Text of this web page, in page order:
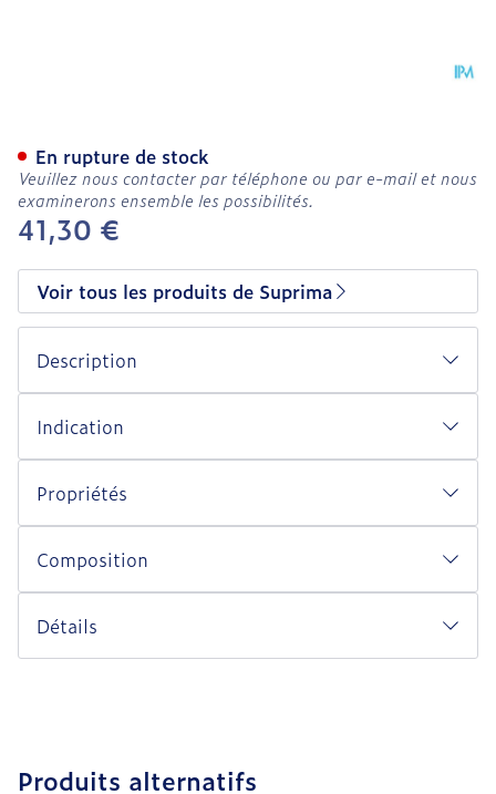
41,30 €
En rupture de stock
Veuillez nous contacter par téléphone ou par e-mail et nous
examinerons ensemble les possibilités.
Voir tous les produits de Suprima
Description
Indication
Propriétés
Composition
Détails
Produits alternatifs